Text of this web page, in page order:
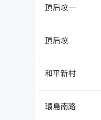
頂后垵一
頂后垵
和平新村
環島南路